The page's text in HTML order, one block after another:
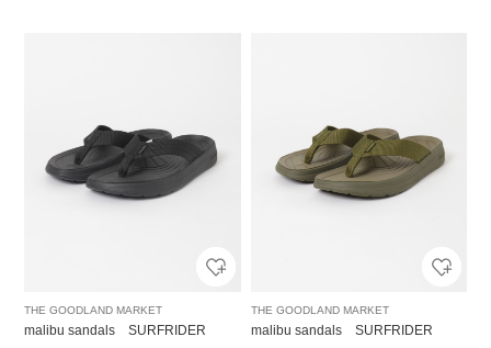
THE GOODLAND MARKET
malibu sandals SURFRIDER
THE GOODLAND MARKET
malibu sandals SURFRIDER